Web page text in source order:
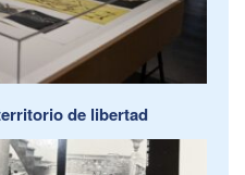
de libertad